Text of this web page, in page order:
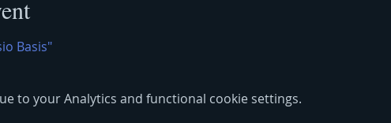
Basis"
to your Analytics and functional cookie settings.